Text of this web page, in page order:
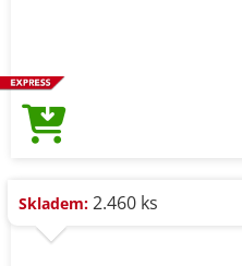
Skladem: 2.460 ks